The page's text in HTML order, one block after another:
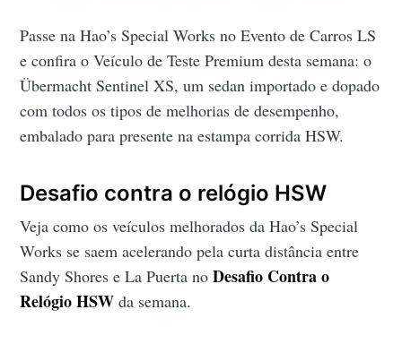
Passe na Hao’s Special Works no Evento de Carros LS
e confira o Veículo de Teste Premium desta semana: o
Übermacht Sentinel XS, um sedan importado e dopado
com todos os tipos de melhorias de desempenho,
embalado para presente na estampa corrida HSW.
Desafio contra o relógio HSW
Veja como os veículos melhorados da Hao’s Special
Works se saem acelerando pela curta distância entre
Sandy Shores e La Puerta noDesafio Contra o
Relógio HSW da semana.